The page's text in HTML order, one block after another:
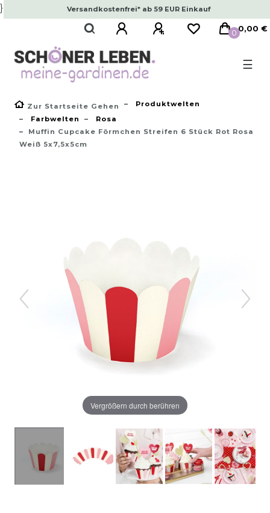
} Versandkostenfrei* ab 59 EUR Einkauf
0 0,00 €
☰
Zur Startseite Gehen
Produktwelten
Farbwelten
Rosa
Muffin Cupcake Förmchen Streifen 6 Stück Rot Rosa
Weiß 5x7,5x5cm
Vergrößern durch berühren